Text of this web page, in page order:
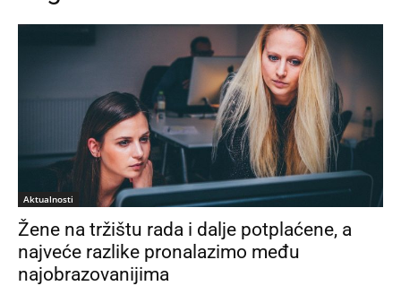
Aktualnosti
Žene na tržištu rada i dalje potplaćene, a
najveće razlike pronalazimo među
najobrazovanijima